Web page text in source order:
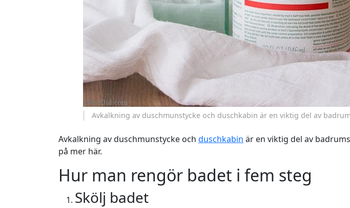
Avkalkning av duschmunstycke och duschkabin är en viktig del av
Avkalkning av duschmunstycke och duschkabin är en viktig del av
på mer här.
Hur man rengör badet i fem steg
Skölj badet